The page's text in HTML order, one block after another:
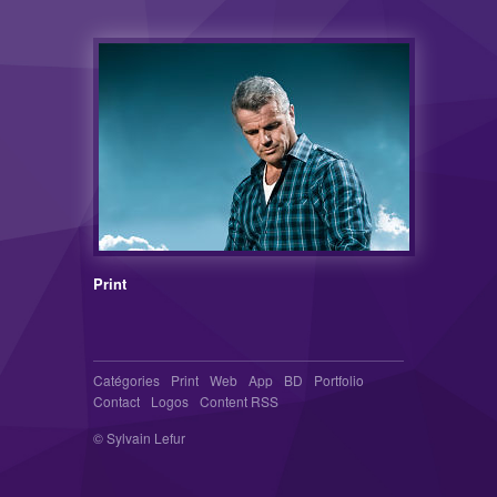
Print
Catégories Print Web App BD
Portfolio
Contact
Logos Content RSS
© Sylvain Lefur